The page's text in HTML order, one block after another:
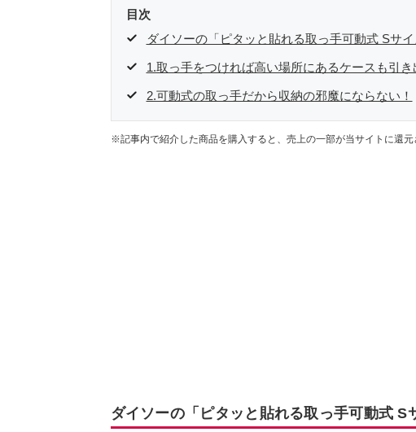
目次
ダイソーの「ピタッと貼れる取っ手可動式 Sサ
1.取っ手をつければ高い場所にあるケースも引き
2.可動式の取っ手だから収納の邪魔にならない！
※記事内で紹介した商品を購入すると、売上の一部が当サイトに還元
ダイソーの「ピタッと貼れる取っ手可動式 S